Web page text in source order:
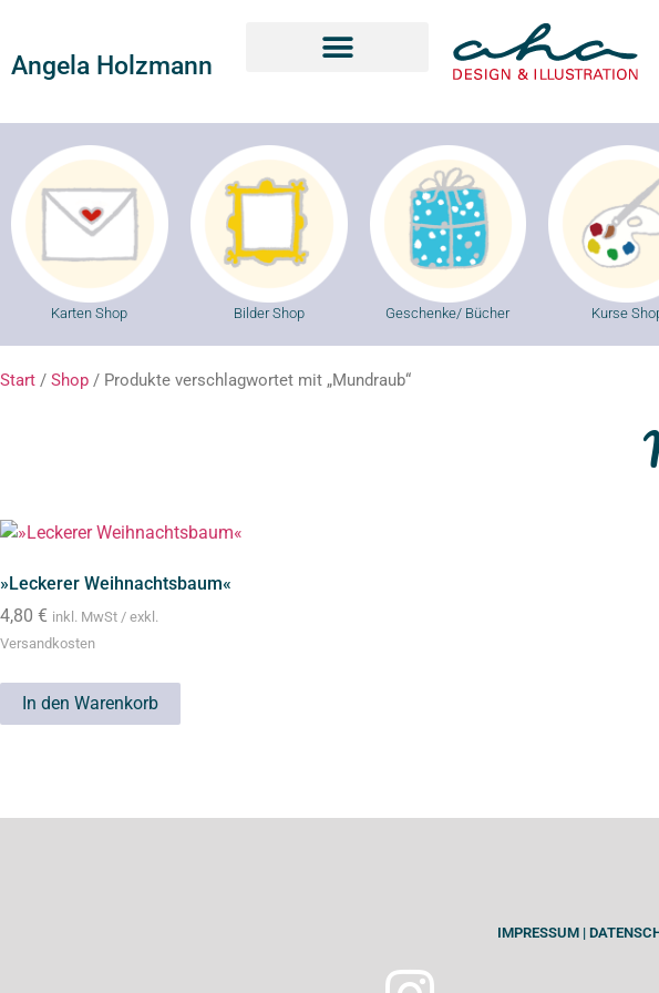
Angela Holzmann
Karten Shop Bilder Shop Geschenke/ Bücher Kurse
Start / Shop / Produkte verschlagwortet mit „Mundraub“
»Leckerer Weihnachtsbaum«
4,80 € inkl. MwSt / exkl.
Versandkosten
In den Warenkorb
IMPRESSUM|